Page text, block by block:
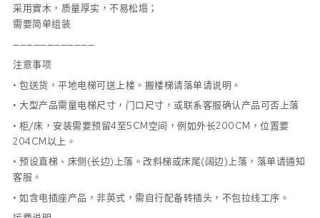
采用實木，质量厚实，不易松塌；
需要简单组装
————————————
注意事项
• 包送货，平地电梯可送上楼。搬楼梯请落单请说明。
• 大型产品需量电梯尺寸，门口尺寸，或联系客服确认产品可否上落
• 柜/床，安装需要预留4至5CM空间，例如外长200CM，位置要
204CM以上。
• 预设直梯、床侧(长边)上落。改斜梯或床尾(阔边)上落，落单请通知
客服。
• 如含电插座产品，非英式，需自行配备转插头，不包拉线工序。